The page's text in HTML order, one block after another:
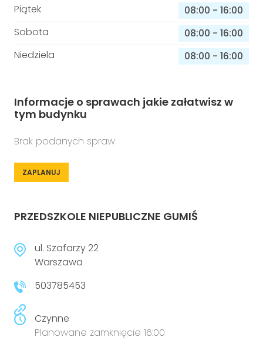
Piątek
08:00 - 16:00
Sobota
08:00 - 16:00
Niedziela
08:00 - 16:00
Informacje o sprawach jakie załatwisz w
tym budynku
Brak podanych spraw
ZAPLANUJ
PRZEDSZKOLE NIEPUBLICZNE GUMIŚ
ul. Szafarzy 22
Warszawa
503785453
Czynne
Planowane zamknięcie 16:00